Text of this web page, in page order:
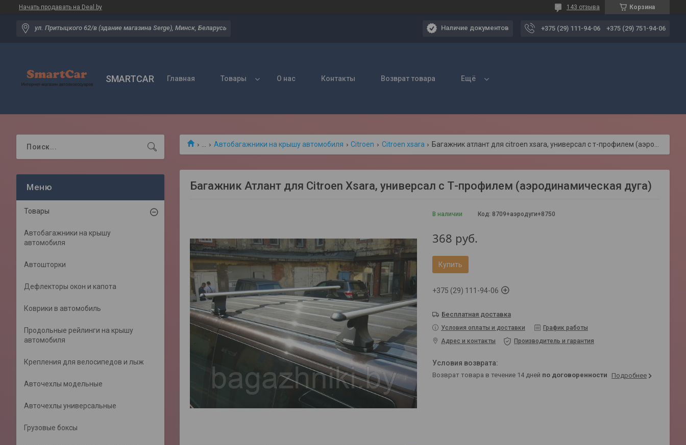
Начать продавать на Deal.by Корзина
143 отзыва
ул. Притыцкого 62/в (здание магазина Serge), Минск, Беларусь Наличие документов +375 (29) 111-94-06 +375 (29) 751-94-06
SMARTCAR Главная Товары О нас Контакты Возврат товара Ещё
Автобагажники на крышу автомобиля Citroen Citroen xsara
Багажник Атлант для Citroen Xsara, универсал с Т-профилем (аэродинамическая дуга)
В наличии Код: 8709+аэродуги+8750
368 руб.
Купить
+375 (29) 111-94-06
Бесплатная доставка
Условия оплаты и доставки
График работы
Адрес и контакты
Производитель и гарантия
возврат товара в течение 14 дней по договоренности Подробнее
Товары
Автобагажники на крышу
автомобиля
Автошторки
Дефлекторы окон и капота
Коврики в автомобиль
Продольные рейлинги на крышу
автомобиля
Крепления для велосипедов и лыж
Авточехлы модельные
Авточехлы универсальные
Грузовые боксы